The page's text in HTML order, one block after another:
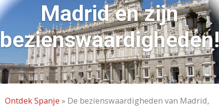
Madrid en zijn
bezienswaardigheden!
Ontdek Spanje » De bezienswaardigheden van Madrid,